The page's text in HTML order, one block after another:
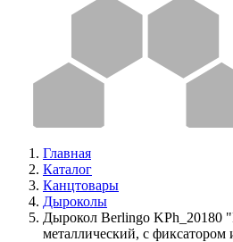
Главная
Каталог
Канцтовары
Дыроколы
Дырокол Berlingo KPh_20180
металлический, с фиксатором